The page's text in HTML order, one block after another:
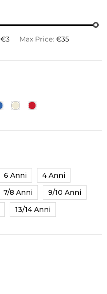
€3 Max Price: €35
6 Anni
4 Anni
7/8 Anni
9/10 Anni
13/14 Anni